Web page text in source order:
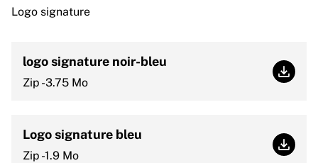
Logo signature
logo signature noir-bleu
Zip -3.75 Mo logo
Logo signature bleu
Zip -1.9 Mo Logo